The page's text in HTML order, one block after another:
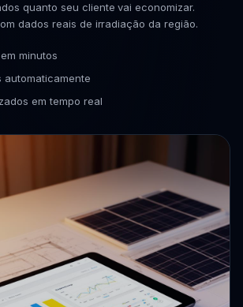
quanto seu cliente vai economizar.
dados reais de irradiação da região.
minutos
automaticamente
em tempo real